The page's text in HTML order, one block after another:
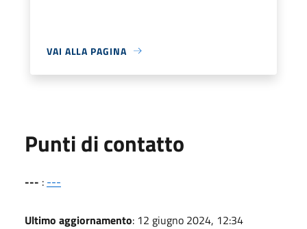
VAI ALLA PAGINA
Punti di contatto
--- : ---
Ultimo aggiornamento: 12 giugno 2024, 12:34